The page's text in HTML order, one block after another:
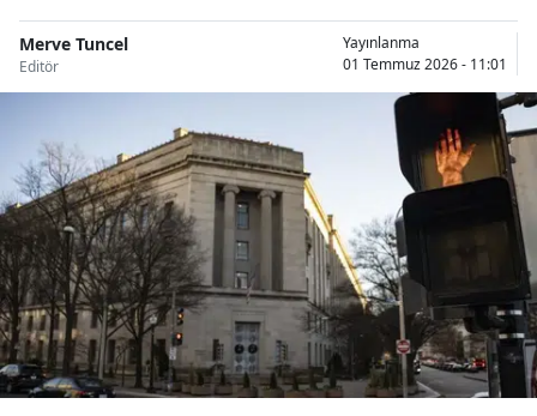
Merve Tuncel
Editör
Yayınlanma
01 Temmuz 2026 - 11:01